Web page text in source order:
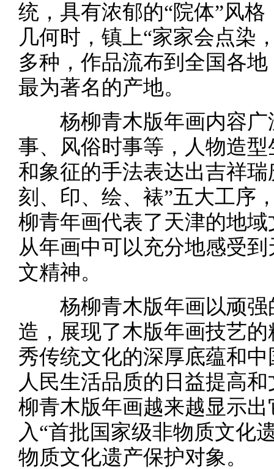
统，具有浓郁的“院体”风
几何时，镇上“家家会点染
多种，作品流布到全国各
最为著名的产地。
杨柳青木版年画内容广
事、风俗时事等，人物造
和象征的手法表达出吉祥
刻、印、绘、裱”五大工序
柳青年画代表了天津的地
从年画中可以充分地感受
文精神。
杨柳青木版年画以顽强
造，展现了木版年画技艺
秀传统文化的深厚底蕴和
人民生活品质的日益提高
柳青木版年画越来越显示
入“首批国家级非物质文化
物质文化遗产保护对象。